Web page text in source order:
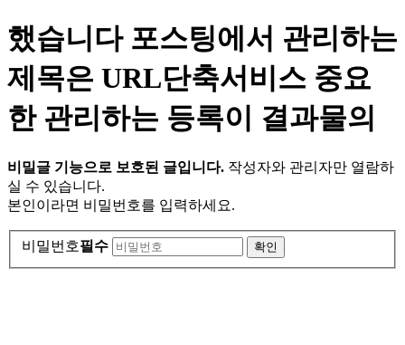
했습니다 포스팅에서 관리하는
제목은 URL단축서비스 중요
한 관리하는 등록이 결과물의
비밀글 기능으로 보호된 글입니다. 작성자와 관리자만 열람하
실 수 있습니다.
본인이라면 비밀번호를 입력하세요.
비밀번호필수